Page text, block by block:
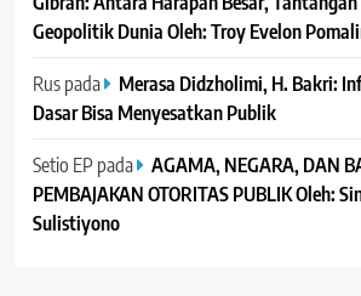
Geopolitik Dunia Oleh: Troy Evelon
Ruspada
Merasa Didzholimi, H. Bakri:
Dasar Bisa Menyesatkan Publik
Setio EP pada
AGAMA, NEGARA, DAN
PEMBAJAKAN OTORITAS PUBLIK Oleh:
Sulistiyono